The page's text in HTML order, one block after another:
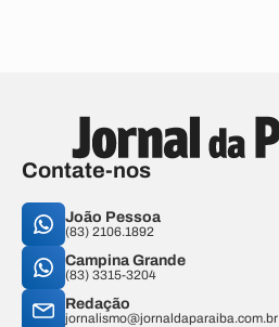
Contate-nos
João Pessoa
(83) 2106.1892
Campina Grande
(83) 3315-3204
Redação
jornalismo@jornaldaparaiba.com.br